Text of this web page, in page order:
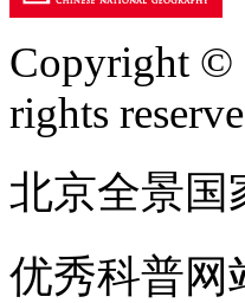
Copyright ©
rights
北京全景国
优秀科普网